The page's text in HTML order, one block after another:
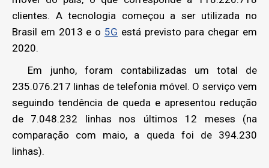
clientes. A tecnologia começou a ser utilizada no
Brasil em 2013 e o 5G está previsto para chegar em
2020.
Em junho, foram contabilizadas um total de
235.076.217 linhas de telefonia móvel. O serviço vem
seguindo tendência de queda e apresentou redução
de 7.048.232 linhas nos últimos 12 meses (na
comparação com maio, a queda foi de 394.230
linhas).